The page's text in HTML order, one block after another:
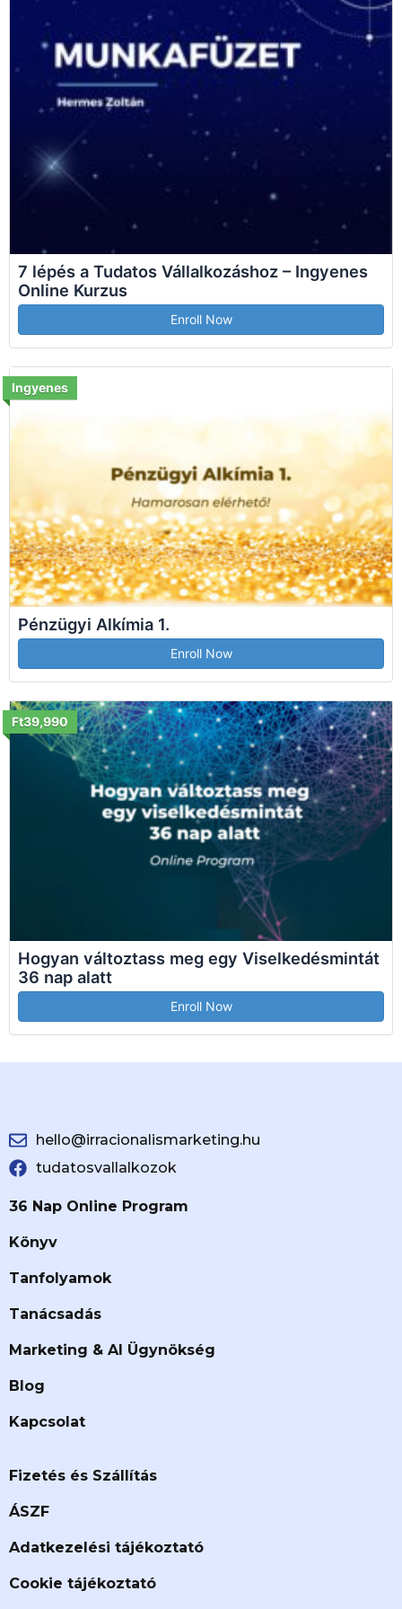
7 lépés a Tudatos Vállalkozáshoz – Ingyenes
Online Kurzus
Enroll Now
Ingyenes
Pénzügyi Alkímia 1.
Enroll Now
Ft39,990
Hogyan változtass meg egy Viselkedésmintát
36 nap alatt
Enroll Now
hello@irracionalismarketing.hu
tudatosvallalkozok
36 Nap Online Program
Könyv
Tanfolyamok
Tanácsadás
Marketing & AI Ügynökség
Blog
Kapcsolat
Fizetés és Szállítás
ÁSZF
Adatkezelési tájékoztató
Cookie tájékoztató